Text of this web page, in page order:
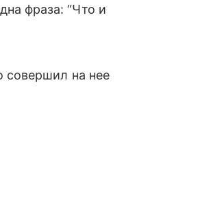
фраза: “Что и
совершил на нее